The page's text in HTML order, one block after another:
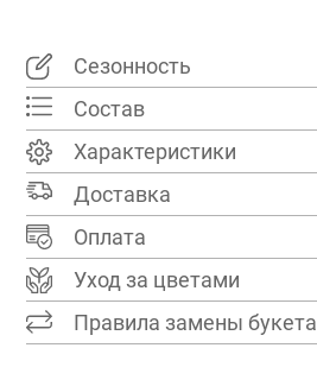
Сезонность
Состав
Характеристики
Доставка
Оплата
Уход за цветами
Правила замены букета